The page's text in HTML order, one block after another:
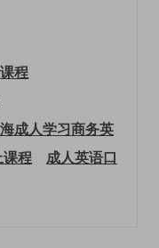
程
成人学习商务英
程
成人英语口